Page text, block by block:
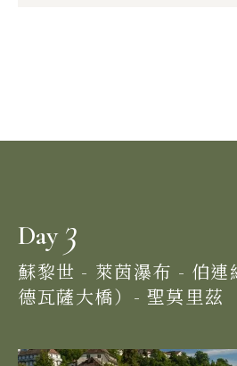
Day 3
蘇黎世 - 萊茵瀑布 - 伯連
德瓦薩大橋）- 聖莫里茲